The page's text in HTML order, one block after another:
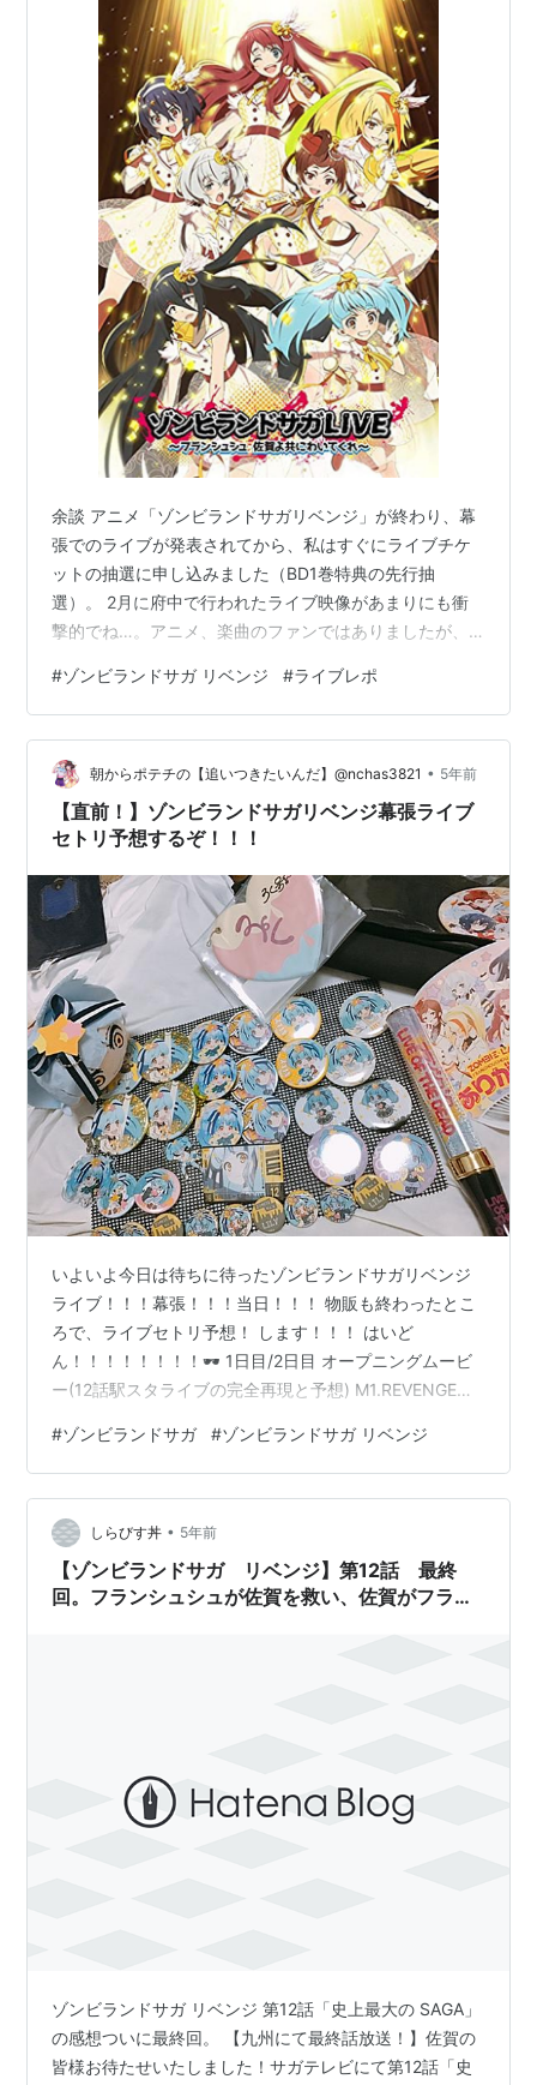
余談 アニメ「ゾンビランドサガリベンジ」が終わり、幕
張でのライブが発表されてから、私はすぐにライブチケ
ットの抽選に申し込みました（BD1巻特典の先行抽
選）。 2月に府中で行われたライブ映像があまりにも衝
撃的でね…。アニメ、楽曲のファンではありましたが、
をがっちり鷲掴みされてしまい、迷わずBDを買っていま
した。いや、本当にゾンビランドサガファンは買うと良
いよ…「いる」から…彼女たちが…。 www.youtube.com
ゾンビランドサガLIVE~フランシュシュ LIVE OF THE
DEAD “R” [Blu-ray] フランシュシュ Amaz…
#ゾンビランドサガ リベンジ #ライブレポ
朝からポテチの【追いつきたいんだ】@nchas3821 • 5年前
【直前！】ゾンビランドサガリベンジ幕張ライブ
セトリ予想するぞ！！！
いよいよ今日は待ちに待ったゾンビランドサガリベンジ
ライブ！！！幕張！！！当日！！！ 物販も終わったとこ
ろで、ライブセトリ予想！ します！！！ はいど
ん！！！！！！！！🕶 1日目/2日目 オープニングムービ
ー(12話駅スタライブの完全再現と予想) M1.REVENGE
DANCE M3.大河よ共に泣いてくれ 〇オープニングトーク
M4.DEADorRAP!!! 〜現アイアンフリル登場〜 M5.ゼリー
フィッシュ M6.NOPE!!!!! 〜幕間〜 M7.佐賀事変 M8.アツ
クナレ M9.夢を手に戻れる場所もない日々を 〜衣装チェ
ンジ…
#ゾンビランドサガ #ゾンビランドサガ リベンジ
しらびす丼 • 5年前
【ゾンビランドサガ リベンジ】第12話 最終
回。フランシュシュが佐賀を救い、佐賀がフラン
ゾンビランドサガ リベンジ 第12話「史上最大の SAGA」
の感想ついに最終回。 【九州にて最終話放送！】佐賀の
皆様お待たせいたしました！サガテレビにて第12話「史